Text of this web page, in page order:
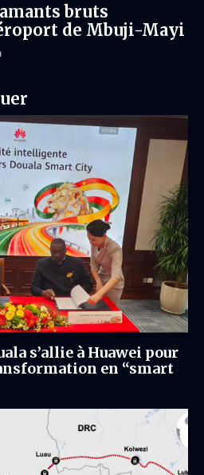
bruts
de Mbuji-Mayi
s’allie à Huawei pour
en “smart